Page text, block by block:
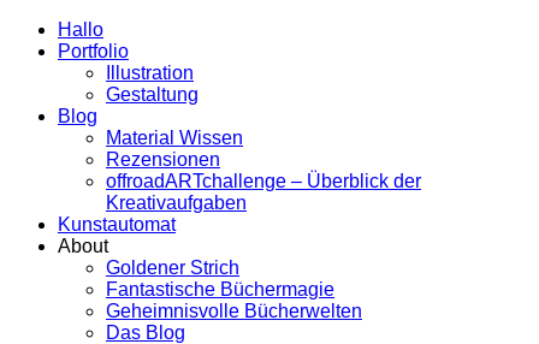
Hallo
Portfolio
Illustration
Gestaltung
Blog
Material Wissen
Rezensionen
offroadARTchallenge – Überblick der
Kreativaufgaben
Kunstautomat
About
Goldener Strich
Fantastische Büchermagie
Geheimnisvolle Bücherwelten
Das Blog